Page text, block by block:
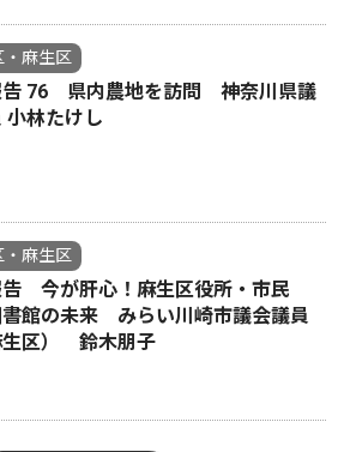
・麻生区
告 76 県内農地を訪問 神奈川県議
小林たけし
・麻生区
今が肝心！麻生区役所・市民
館の未来 みらい川崎市議会議員
生区） 鈴木朋子